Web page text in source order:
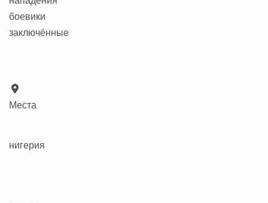
боевики
заключённые
Места
нигерия